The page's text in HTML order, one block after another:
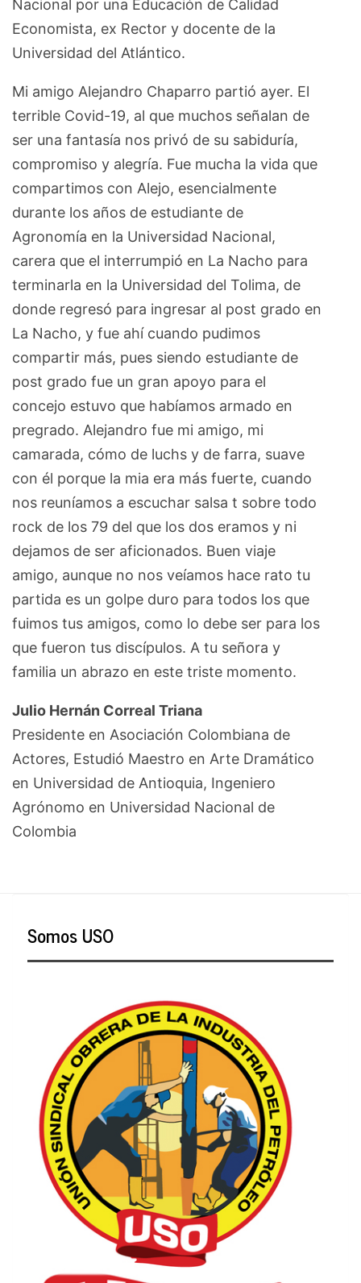
Nacional por una Educación de Calidad
Economista, ex Rector y docente de la
Universidad del Atlántico.
Mi amigo Alejandro Chaparro partió ayer. El
terrible Covid-19, al que muchos señalan de
ser una fantasía nos privó de su sabiduría,
compromiso y alegría. Fue mucha la vida que
compartimos con Alejo, esencialmente
durante los años de estudiante de
Agronomía en la Universidad Nacional,
carera que el interrumpió en La Nacho para
terminarla en la Universidad del Tolima, de
donde regresó para ingresar al post grado en
La Nacho, y fue ahí cuando pudimos
compartir más, pues siendo estudiante de
post grado fue un gran apoyo para el
concejo estuvo que habíamos armado en
pregrado. Alejandro fue mi amigo, mi
camarada, cómo de luchs y de farra, suave
con él porque la mia era más fuerte, cuando
nos reuníamos a escuchar salsa t sobre todo
rock de los 79 del que los dos eramos y ni
dejamos de ser aficionados. Buen viaje
amigo, aunque no nos veíamos hace rato tu
partida es un golpe duro para todos los que
fuimos tus amigos, como lo debe ser para los
que fueron tus discípulos. A tu señora y
familia un abrazo en este triste momento.
Julio Hernán Correal Triana
Presidente en Asociación Colombiana de
Actores, Estudió Maestro en Arte Dramático
en Universidad de Antioquia, Ingeniero
Agrónomo en Universidad Nacional de
Colombia
Somos USO